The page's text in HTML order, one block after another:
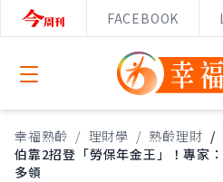
FACEBOOK
Open menu
幸福熟齡 / 理財學 / 熟齡理財 /
伯靠2招登「勞保年金王」！專家
多領